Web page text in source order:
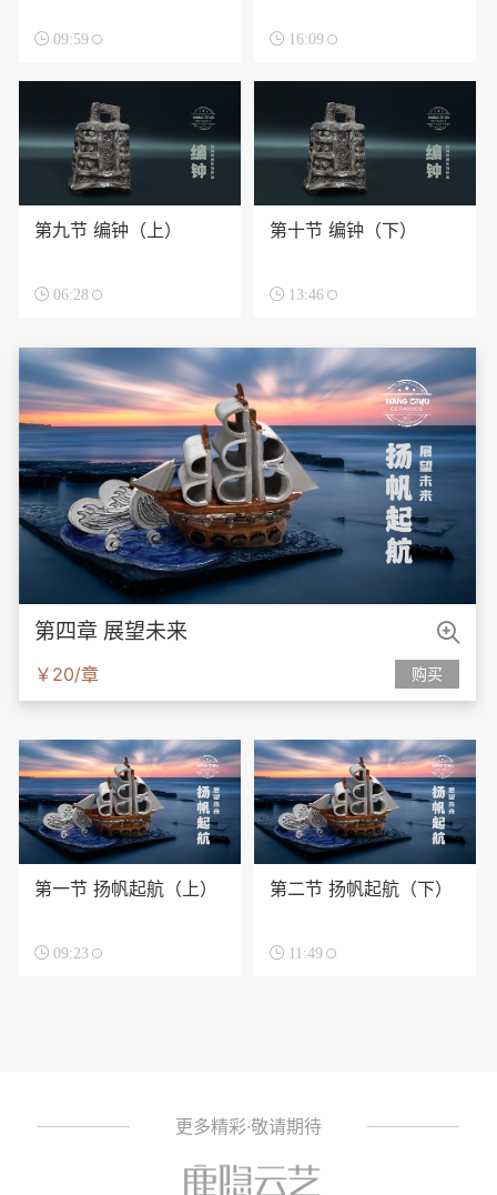
 09:59  16:09
第九节 编钟（上）
 06:28
第十节 编钟（下）
 13:46
第四章 展望未来
￥20/章 购买

第一节 扬帆起航（上）
 09:23
第二节 扬帆起航（下）
 11:49
更多精彩·敬请期待